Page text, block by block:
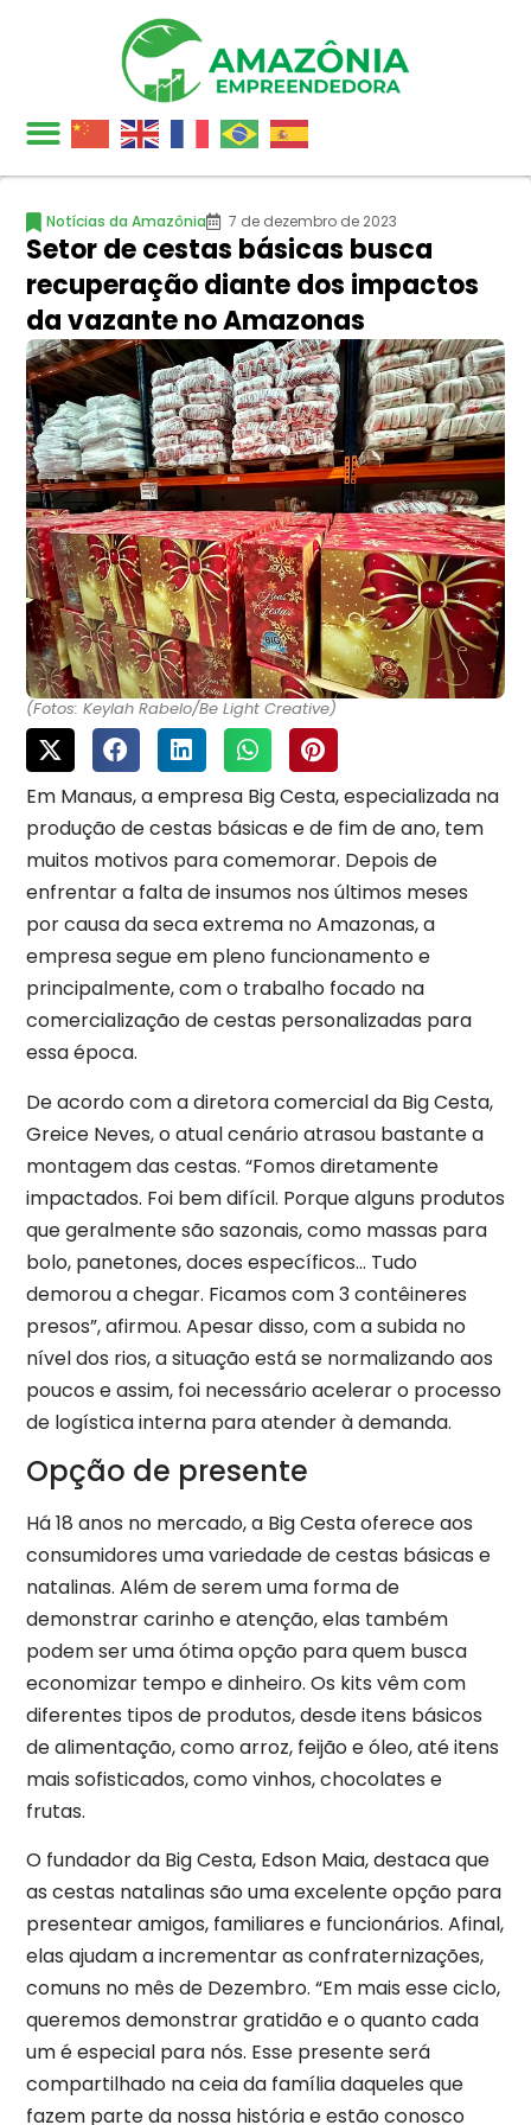
Notícias da Amazônia 7 de dezembro de 2023
Setor de cestas básicas busca
recuperação diante dos impactos
da vazante no Amazonas
(Fotos: Keylah Rabelo/Be Light Creative)
Em Manaus, a empresa Big Cesta, especializada na
produção de cestas básicas e de fim de ano, tem
muitos motivos para comemorar. Depois de
enfrentar a falta de insumos nos últimos meses
por causa da seca extrema no Amazonas, a
empresa segue em pleno funcionamento e
principalmente, com o trabalho focado na
comercialização de cestas personalizadas para
essa época.
De acordo com a diretora comercial da Big Cesta,
Greice Neves, o atual cenário atrasou bastante a
montagem das cestas. “Fomos diretamente
impactados. Foi bem difícil. Porque alguns produtos
que geralmente são sazonais, como massas para
bolo, panetones, doces específicos… Tudo
demorou a chegar. Ficamos com 3 contêineres
presos”, afirmou. Apesar disso, com a subida no
nível dos rios, a situação está se normalizando aos
poucos e assim, foi necessário acelerar o processo
de logística interna para atender à demanda.
Opção de presente
Há 18 anos no mercado, a Big Cesta oferece aos
consumidores uma variedade de cestas básicas e
natalinas. Além de serem uma forma de
demonstrar carinho e atenção, elas também
podem ser uma ótima opção para quem busca
economizar tempo e dinheiro. Os kits vêm com
diferentes tipos de produtos, desde itens básicos
de alimentação, como arroz, feijão e óleo, até itens
mais sofisticados, como vinhos, chocolates e
frutas.
O fundador da Big Cesta, Edson Maia, destaca que
as cestas natalinas são uma excelente opção para
presentear amigos, familiares e funcionários. Afinal,
elas ajudam a incrementar as confraternizações,
comuns no mês de Dezembro. “Em mais esse ciclo,
queremos demonstrar gratidão e o quanto cada
um é especial para nós. Esse presente será
compartilhado na ceia da família daqueles que
fazem parte da nossa história e estão conosco